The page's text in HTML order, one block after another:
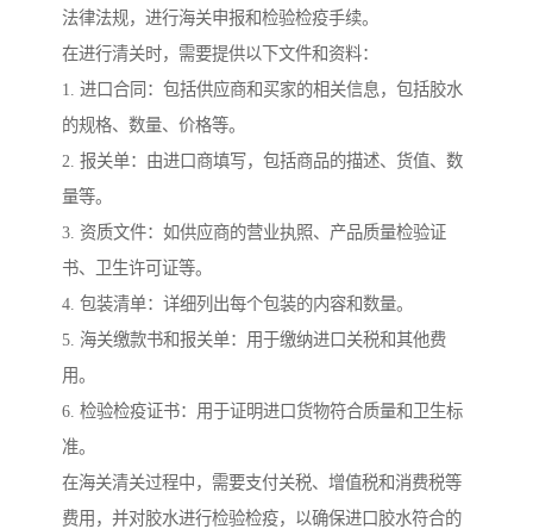
法律法规，进行海关申报和检验检疫手续。
在进行清关时，需要提供以下文件和资料：
1. 进口合同：包括供应商和买家的相关信息，包括胶水
的规格、数量、价格等。
2. 报关单：由进口商填写，包括商品的描述、货值、数
量等。
3. 资质文件：如供应商的营业执照、产品质量检验证
书、卫生许可证等。
4. 包装清单：详细列出每个包装的内容和数量。
5. 海关缴款书和报关单：用于缴纳进口关税和其他费
用。
6. 检验检疫证书：用于证明进口货物符合质量和卫生标
准。
在海关清关过程中，需要支付关税、增值税和消费税等
费用，并对胶水进行检验检疫，以确保进口胶水符合的